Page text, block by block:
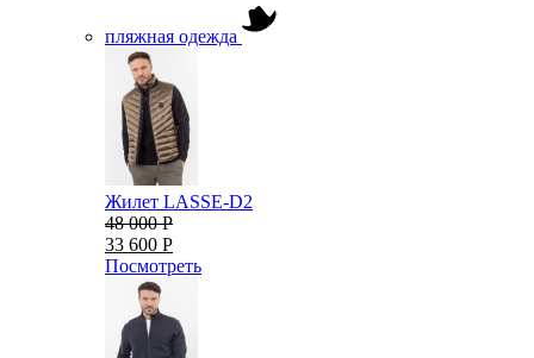
пляжная одежда
Жилет LASSE-D2
48 000 Р
33 600 Р
Посмотреть